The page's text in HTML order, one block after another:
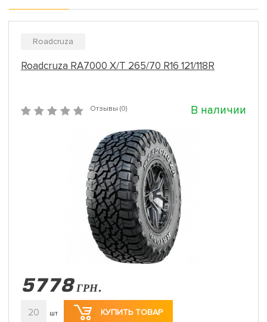
Roadcruza
Roadcruza RA7000 X/T 265/70 R16 121/118R
Отзывы (0) В наличии
5778 ГРН.
20 шт КУПИТЬ ТОВАР